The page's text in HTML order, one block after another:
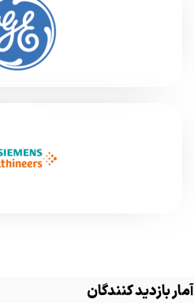
آمار بازدید کنندگان